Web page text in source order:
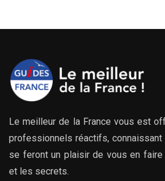
Le meilleur de la France vous est
professionnels réactifs,
se feront un plaisir de vous en
et les secrets.